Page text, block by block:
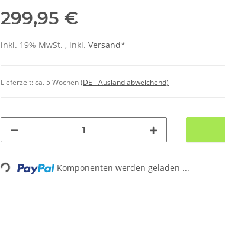
299,95 €
inkl. 19% MwSt. , inkl. Versand*
Lieferzeit:ca. 5 Wochen(DE - Ausland abweichend)
Loading... Komponenten werden geladen ...